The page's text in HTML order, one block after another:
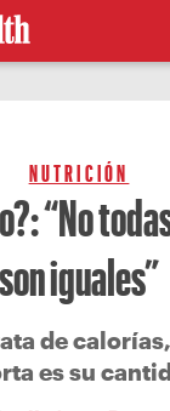
NUTRICIÓN
“No
son iguales”
de
es su